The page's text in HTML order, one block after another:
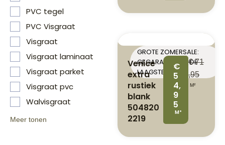
PVC tegel
PVC Visgraat
Visgraat
Visgraat laminaat
Visgraat parket
Visgraat pvc
Walvisgraat
Meer tonen
GROTE ZOMERSALE:
GEGARANDEERD DE
LAAGSTE PRIJS
Venice
extra
rustiek
blank
504820
2219
€
5
4,
9
5
M²
€71
,95
M²